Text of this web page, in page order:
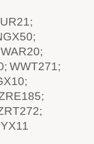
WWT271;